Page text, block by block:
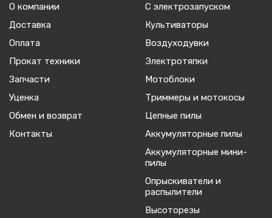
О компании
Доставка
Оплата
Прокат техники
Запчасти
Уценка
Обмен и возврат
Контакты
С электрозапуском
Культиваторы
Воздуходувки
Электротяпки
Мотоблоки
Триммеры и мотокосы
Цепные пилы
Аккумуляторные пилы
Аккумуляторные мини-
пилы
Опрыскиватели и
распылители
Высоторезы